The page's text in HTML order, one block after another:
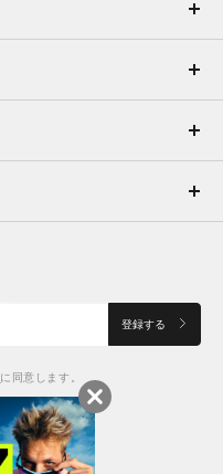
登録する
に同意します。